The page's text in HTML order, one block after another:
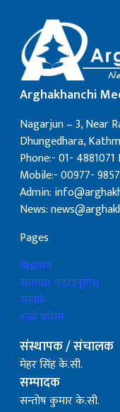
Arghakhanchi
Nagarjun – 3, Near
Dhungedhara,
Phone:- 01- 4881071
Mobile:- 00977-
Admin:
News:
Pages
बिज्ञापन
समाचार पठाउनुहोस्
सम्पर्क
हाम्रो बारेमा
संस्थापक / संचालक
मेहर सिंह के.सी.
सम्पादक
सन्तोष कुमार के.सी.